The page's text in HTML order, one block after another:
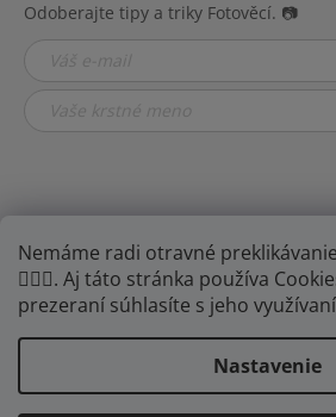
Nemáme radi otravné
🤦🏾‍♂️. Aj táto stránka používa
prezeraní súhlasíte s jeho
Nastavenie
Odoberajte tipy a triky Fotověcí. 📷
YOUTUBE FB